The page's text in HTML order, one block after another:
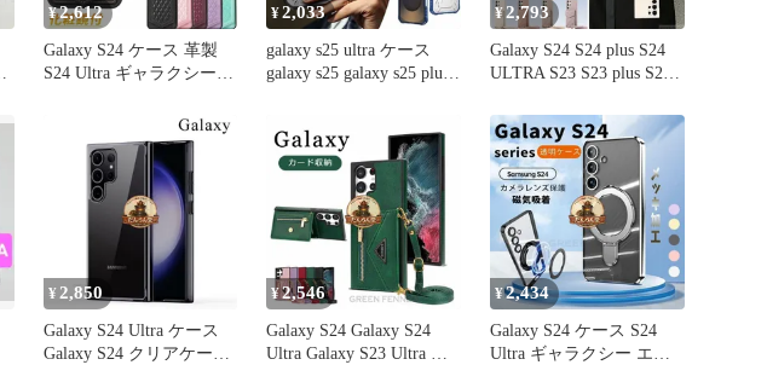
¥2,612
Galaxy S24 ケース 革製
S24 Ultra ギャラクシー
ギャラクシー S23プラス
カード収納 ミラー付き
化粧鏡付き 鏡面 女性
Galaxy S23 Ult
¥2,033
galaxy s25 ultra ケース
galaxy s25 galaxy s25 plus
plus galaxy s24 fe ケース
耐衝撃 サムスン
¥2,793
Galaxy S24 S24 plus S24
ULTRA S23 S23 plus S23
ULTRA ケース カード収
納 ショルダーストラップ
付きカバー ケース PUレ
ザー かわいい
¥ 2,850
Galaxy S24 Ultra ケース
Galaxy S24 クリアケース
¥2,546
Galaxy S24 Galaxy S24
Ultra Galaxy S23 Ultra ケ
¥2,434
Galaxy S24 ケース S24
Ultra ギャラクシー エス